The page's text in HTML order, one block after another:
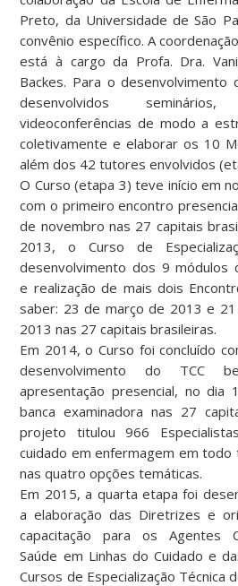
Preto, da Universidade de São
convênio específico. A
está à cargo da Profa. Dra.
Backes. Para o
desenvolvidos
videoconferências de modo a
coletivamente e elaborar os 10
além dos 42 tutores envolvidos
O Curso (etapa 3) teve início em
com o primeiro encontro
de novembro nas 27 capitais
2013, o Curso de
desenvolvimento dos 9 módulos
e realização de mais dois
saber: 23 de março de 2013 e
2013 nas 27 capitais brasileiras.
Em 2014, o Curso foi concluído
desenvolvimento do TCC
apresentação presencial, no dia
banca examinadora nas 27
projeto titulou 966
cuidado em enfermagem em todo
nas quatro opções temáticas.
Em 2015, a quarta etapa foi
a elaboração das Diretrizes e
capacitação para os Agentes
Saúde em Linhas do Cuidado e
Cursos de Especialização Técnica